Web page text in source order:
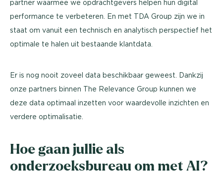
partner waarmee we opdrachtgevers helpen hun digital
performance te verbeteren. En met TDA Group zijn we in
staat om vanuit een technisch en analytisch perspectief het
optimale te halen uit bestaande klantdata.
Er is nog nooit zoveel data beschikbaar geweest. Dankzij
onze partners binnen The Relevance Group kunnen we
deze data optimaal inzetten voor waardevolle inzichten en
verdere optimalisatie.
Hoe gaan jullie als
onderzoeksbureau om met AI?